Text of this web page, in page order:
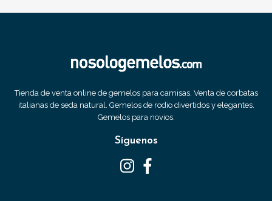
Tienda de venta online de gemelos para camisas. Venta de corbatas
italianas de seda natural. Gemelos de rodio divertidos y elegantes.
Gemelos para novios.
Síguenos